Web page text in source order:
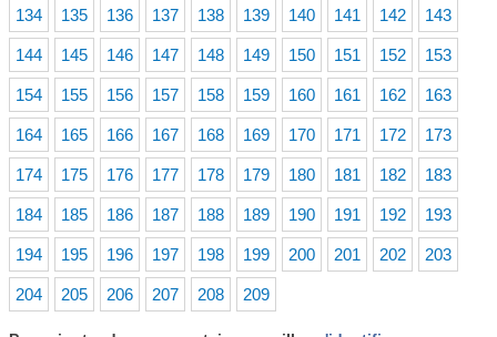
134 135 136 137 138 139 140 141 142 143
144 145 146 147 148 149 150 151 152 153
154 155 156 157 158 159 160 161 162 163
164 165 166 167 168 169 170 171 172 173
174 175 176 177 178 179 180 181 182 183
184 185 186 187 188 189 190 191 192 193
194 195 196 197 198 199 200 201 202 203
204 205 206 207 208 209